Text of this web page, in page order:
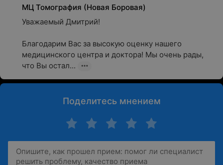
МЦ Томография (Новая Боровая)
Уважаемый Дмитрий!
Благодарим Вас за высокую оценку нашего
медицинского центра и доктора! Мы очень рады,
что Вы остал...
Поделитесь мнением